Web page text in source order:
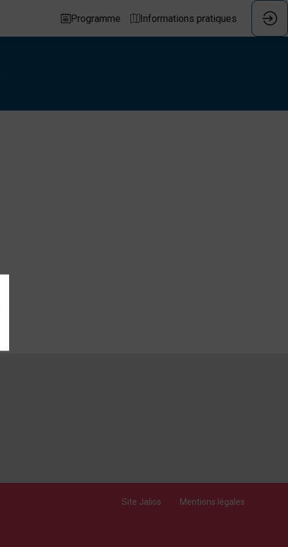
Programme Informations pratiques
Site Jalios Mentions légales